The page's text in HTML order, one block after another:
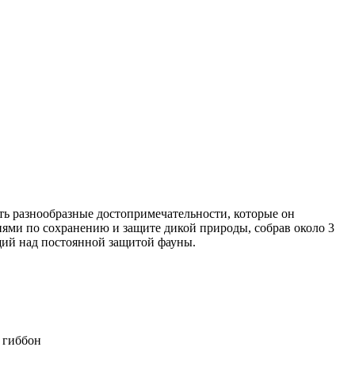
достопримечательности, которые он
по сохранению и защите дикой природы, собрав около 3
над постоянной защитой фауны.